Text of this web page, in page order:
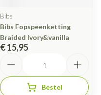
Bibs
Bibs Fopspeenketting
Braided Ivory&vanilla
€ 15,95
Bestel